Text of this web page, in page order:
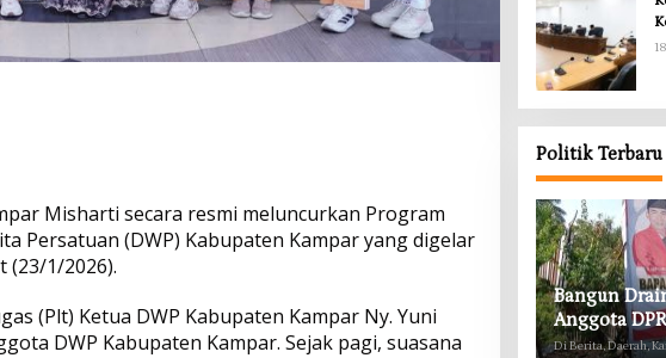
Misharti secara resmi meluncurkan Program
Persatuan (DWP) Kabupaten Kampar yang digelar
(23/1/2026).
(Plt) Ketua DWP Kabupaten Kampar Ny. Yuni
DWP Kabupaten Kampar. Sejak pagi, suasana
Politik Terbaru
Anggota DPRD Kampar Ropii Siregar
Dorong Infrastruktur yang
Di Berita, Daerah, Kampar, News, Politik, Riau |
Anggota
Ropii
Cepat Atasi
Di Berita, Daerah,